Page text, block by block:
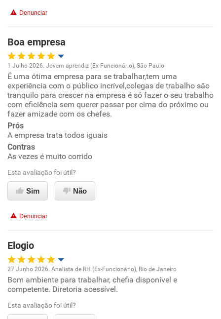
Benefícios
Recomenda esta empresa
Recomenda a diretoria
Denunciar
Boa empresa
Oportunidade de promoção
Ambiente de trabalho
Conciliação com a vida familiar
Benefícios
Recomenda esta empresa
Recomenda a diretoria
1 Julho 2026. Jovem aprendiz (Ex-Funcionário), São Paulo
É uma ótima empresa para se trabalhar,tem uma
experiência com o público incrível,colegas de trabalho são
tranquilo para crescer na empresa é só fazer o seu trabalho
com eficiência sem querer passar por cima do próximo ou
fazer amizade com os chefes.
Prós
A empresa trata todos iguais
Contras
As vezes é muito corrido
Esta avaliação foi útil?
Sim Não
Denunciar
Elogio
Oportunidade de promoção
Ambiente de trabalho
27 Junho 2026. Analista de RH (Ex-Funcionário), Rio de Janeiro
Bom ambiente para trabalhar, chefia disponível e
competente. Diretoria acessível.
Esta avaliação foi útil?